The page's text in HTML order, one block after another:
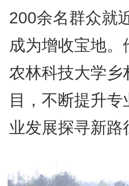
200余名群众就
成为增收宝地
农林科技大学乡
目，不断提升
业发展探寻新路